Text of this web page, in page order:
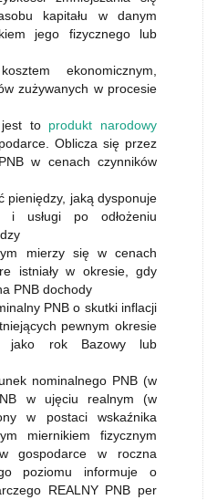
kapitału w danym
jego fizycznego lub
ekonomicznym,
zużywanych w procesie
jest to produkt narodowy
Oblicza się przez
w cenach czynników
pieniędzy, jaką dysponuje
usługi po odłożeniu
mierzy się w cenach
istniały w okresie, gdy
PNB dochody
PNB o skutki inflacji
pewnym okresie
jako rok Bazowy lub
nominalnego PNB (w
w ujęciu realnym (w
w postaci wskaźnika
miernikiem fizycznym
gospodarce w roczna
poziomu informuje o
REALNY PNB per